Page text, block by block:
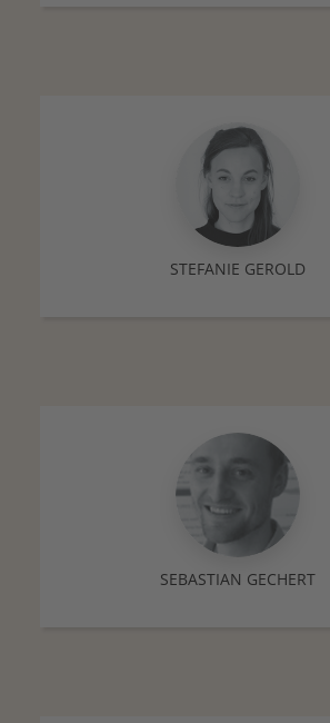
STEFANIE GEROLD
SEBASTIAN GECHERT